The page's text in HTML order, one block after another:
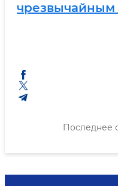
Последнее